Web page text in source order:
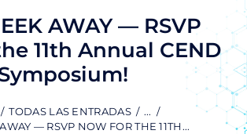
AWAY — RSVP
11th Annual CEND
TODAS LAS ENTRADAS
...
— RSVP NOW FOR THE 11TH...